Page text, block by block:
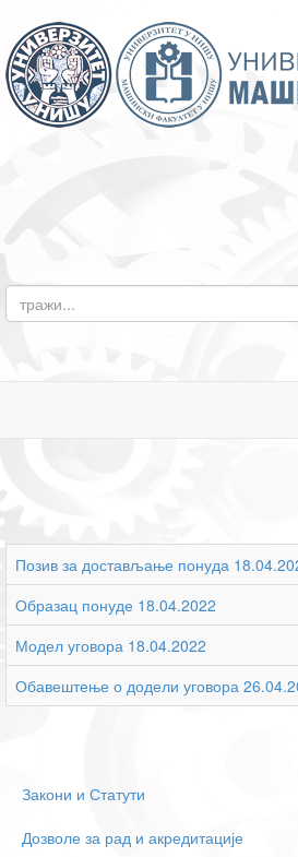
Позив за достављање понуда
Образац понуде 18.04.2022
Модел уговора 18.04.2022
Обавештење о додели уговора
Закони и Статути
Дозволе за рад и акредитације